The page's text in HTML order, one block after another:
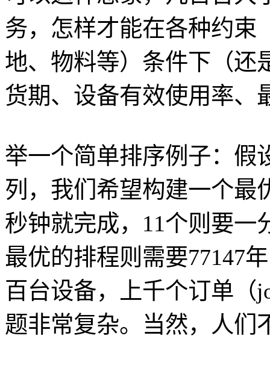
务，怎样才能在各种约束
地、物料等）条件下（还
货期、设备有效使用率、
举一个简单排序例子：假
列，我们希望构建一个最
秒钟就完成，11个则要一
最优的排程则需要77147
百台设备，上千个订单（
题非常复杂。当然，人们